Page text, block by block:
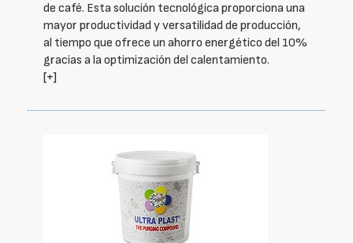
de café. Esta solución tecnológica proporciona una
mayor productividad y versatilidad de producción,
al tiempo que ofrece un ahorro energético del 10%
gracias a la optimización del calentamiento.
[+]